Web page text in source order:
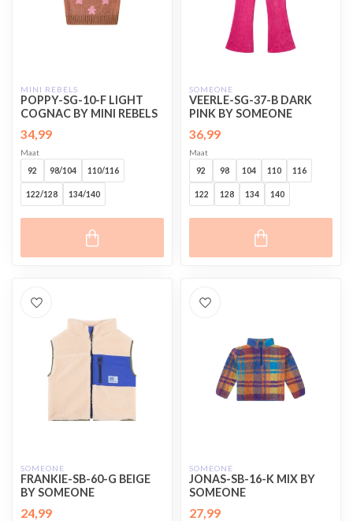
MINI REBELS
POPPY-SG-10-F LIGHT
COGNAC BY MINI REBELS
34,99
Maat
92
98/104 110/116
122/128 134/140
SOMEONE
VEERLE-SG-37-B DARK
PINK BY SOMEONE
36,99
Maat
92
98 104 110 116
122 128 134 140
SOMEONE
FRANKIE-SB-60-G BEIGE
BY SOMEONE
24,99
SOMEONE
JONAS-SB-16-K MIX BY
SOMEONE
27,99